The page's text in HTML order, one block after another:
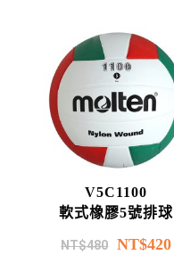
V5C1100
軟式橡膠5號排球
NT$480 NT$420